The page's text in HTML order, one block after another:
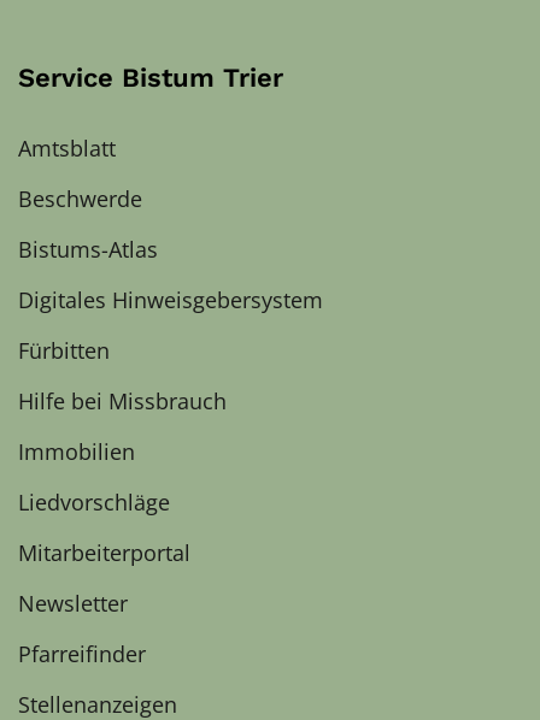
Service Bistum Trier
Amtsblatt
Beschwerde
Bistums-Atlas
Digitales Hinweisgebersystem
Fürbitten
Hilfe bei Missbrauch
Immobilien
Liedvorschläge
Mitarbeiterportal
Newsletter
Pfarreifinder
Stellenanzeigen